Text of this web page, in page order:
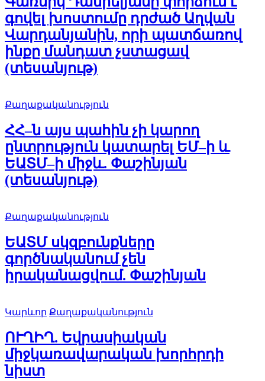
գովել խոստումը դրժած Աղվան
Վարդանյանին, որի պատճառով
ինքը մանդատ չստացավ
(տեսանյութ)
Քաղաքականություն
ՀՀ–ն այս պահին չի կարող
ընտրություն կատարել ԵՄ–ի և
ԵԱՏՄ–ի միջև. Փաշինյան
(տեսանյութ)
Քաղաքականություն
ԵԱՏՄ սկզբունքները
գործնականում չեն
իրականացվում. Փաշինյան
Կարևոր Քաղաքականություն
ՈՒՂԻՂ. Եվրասիական
միջկառավարական խորհրդի
նիստ